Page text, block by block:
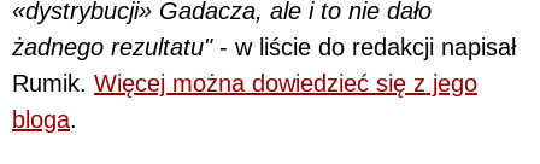
«dystrybucji» Gadacza, ale i to nie dało
żadnego rezultatu"- w liście do redakcji napisał
Rumik. Więcej można dowiedzieć się z jego
bloga.